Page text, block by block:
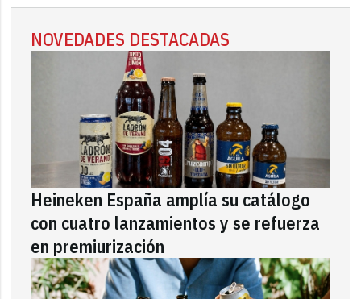
NOVEDADES DESTACADAS
Heineken España amplía su catálogo
con cuatro lanzamientos y se refuerza
en premiurización